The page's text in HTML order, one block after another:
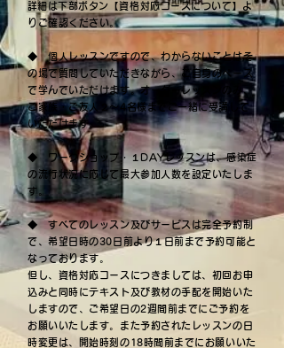
​​詳細は下部ボタン【資格対応コースについて】よ
りご確認ください。
◆ 個人レッスンですので、わからないことはそ
の場で質問していただきながら、ご自身のペース
で学んでいただけます。オーダーレッスンのみ、
ご家族・ご友人２～4名様までご一緒に受講して
いただけます。
​◆ ワークショップ・１DAYレッスンは、感染症
の流行状況に応じて最大参加人数を設定いたしま
す。
◆ すべてのレッスン及びサービスは完全予約制
で、希望日時の30日前より１日前まで予約可能と
なっております。
但し、資格対応コースにつきましては、初回お申
込みと同時にテキスト及び教材の手配を開始いた
しますので、ご希望日の2週間前までにご予約を
お願いいたします。 また予約されたレッスンの日
時変更は、開始時刻の18時間前までにお願いいた